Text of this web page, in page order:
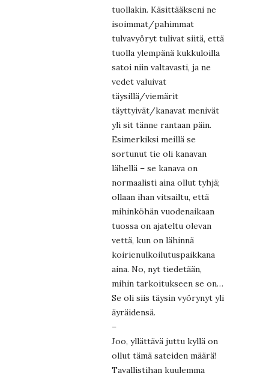
tuollakin. Käsittääkseni ne
isoimmat/pahimmat
tulvavyöryt tulivat siitä, että
tuolla ylempänä kukkuloilla
satoi niin valtavasti, ja ne
vedet valuivat
täysillä/viemärit
täyttyivät/kanavat menivät
yli sit tänne rantaan päin.
Esimerkiksi meillä se
sortunut tie oli kanavan
lähellä – se kanava on
normaalisti aina ollut tyhjä;
ollaan ihan vitsailtu, että
mihinköhän vuodenaikaan
tuossa on ajateltu olevan
vettä, kun on lähinnä
koirienulkoilutuspaikkana
aina. No, nyt tiedetään,
mihin tarkoitukseen se on…
Se oli siis täysin vyörynyt yli
äyräidensä.
–
Joo, yllättävä juttu kyllä on
ollut tämä sateiden määrä!
Tavallistihan kuulemma